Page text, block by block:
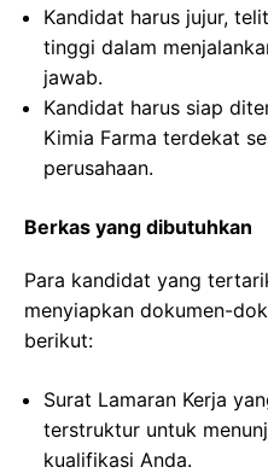
Kandidat harus jujur,
tinggi dalam
jawab.
Kandidat harus siap
Kimia Farma terdekat
perusahaan.
Berkas yang dibutuhkan
Para kandidat yang
menyiapkan dokumen-
berikut:
Surat Lamaran Kerja
terstruktur untuk
kualifikasi Anda.